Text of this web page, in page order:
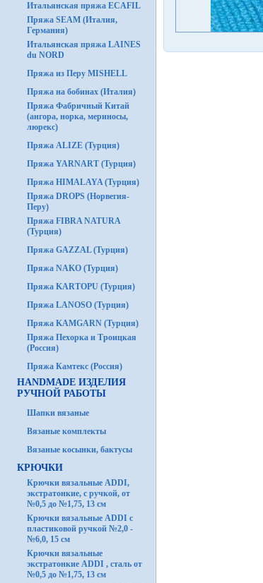
Итальянская пряжа ECAFIL
Пряжа SEAM (Италия,
Германия)
Итальянская пряжа LAINES
du NORD
Пряжа из Перу MISHELL
Пряжа на бобинах (Италия)
Пряжа Фабричный Китай
(ангора, норка, мериносы,
люрекс)
Пряжа ALIZE (Турция)
Пряжа YARNART (Турция)
Пряжа HIMALAYA (Турция)
Пряжа DROPS (Норвегия-
Перу)
Пряжа FIBRA NATURA
(Турция)
Пряжа GAZZAL (Турция)
Пряжа NAKO (Турция)
Пряжа KARTOPU (Турция)
Пряжа LANOSO (Турция)
Пряжа KAMGARN (Турция)
Пряжа Пехорка и Троицкая
(Россия)
Пряжа Камтекс (Россия)
HANDMADE ИЗДЕЛИЯ
РУЧНОЙ РАБОТЫ
Шапки вязаные
Вязаные комплекты
Вязаные косынки, бактусы
КРЮЧКИ
Крючки вязальные ADDI,
экстратонкие, с ручкой, от
№0,5 до №1,75, 13 см
Крючки вязальные ADDI с
пластиковой ручкой №2,0 -
№6,0, 15 см
Крючки вязальные
экстратонкие ADDI , сталь от
№0,5 до №1,75, 13 см